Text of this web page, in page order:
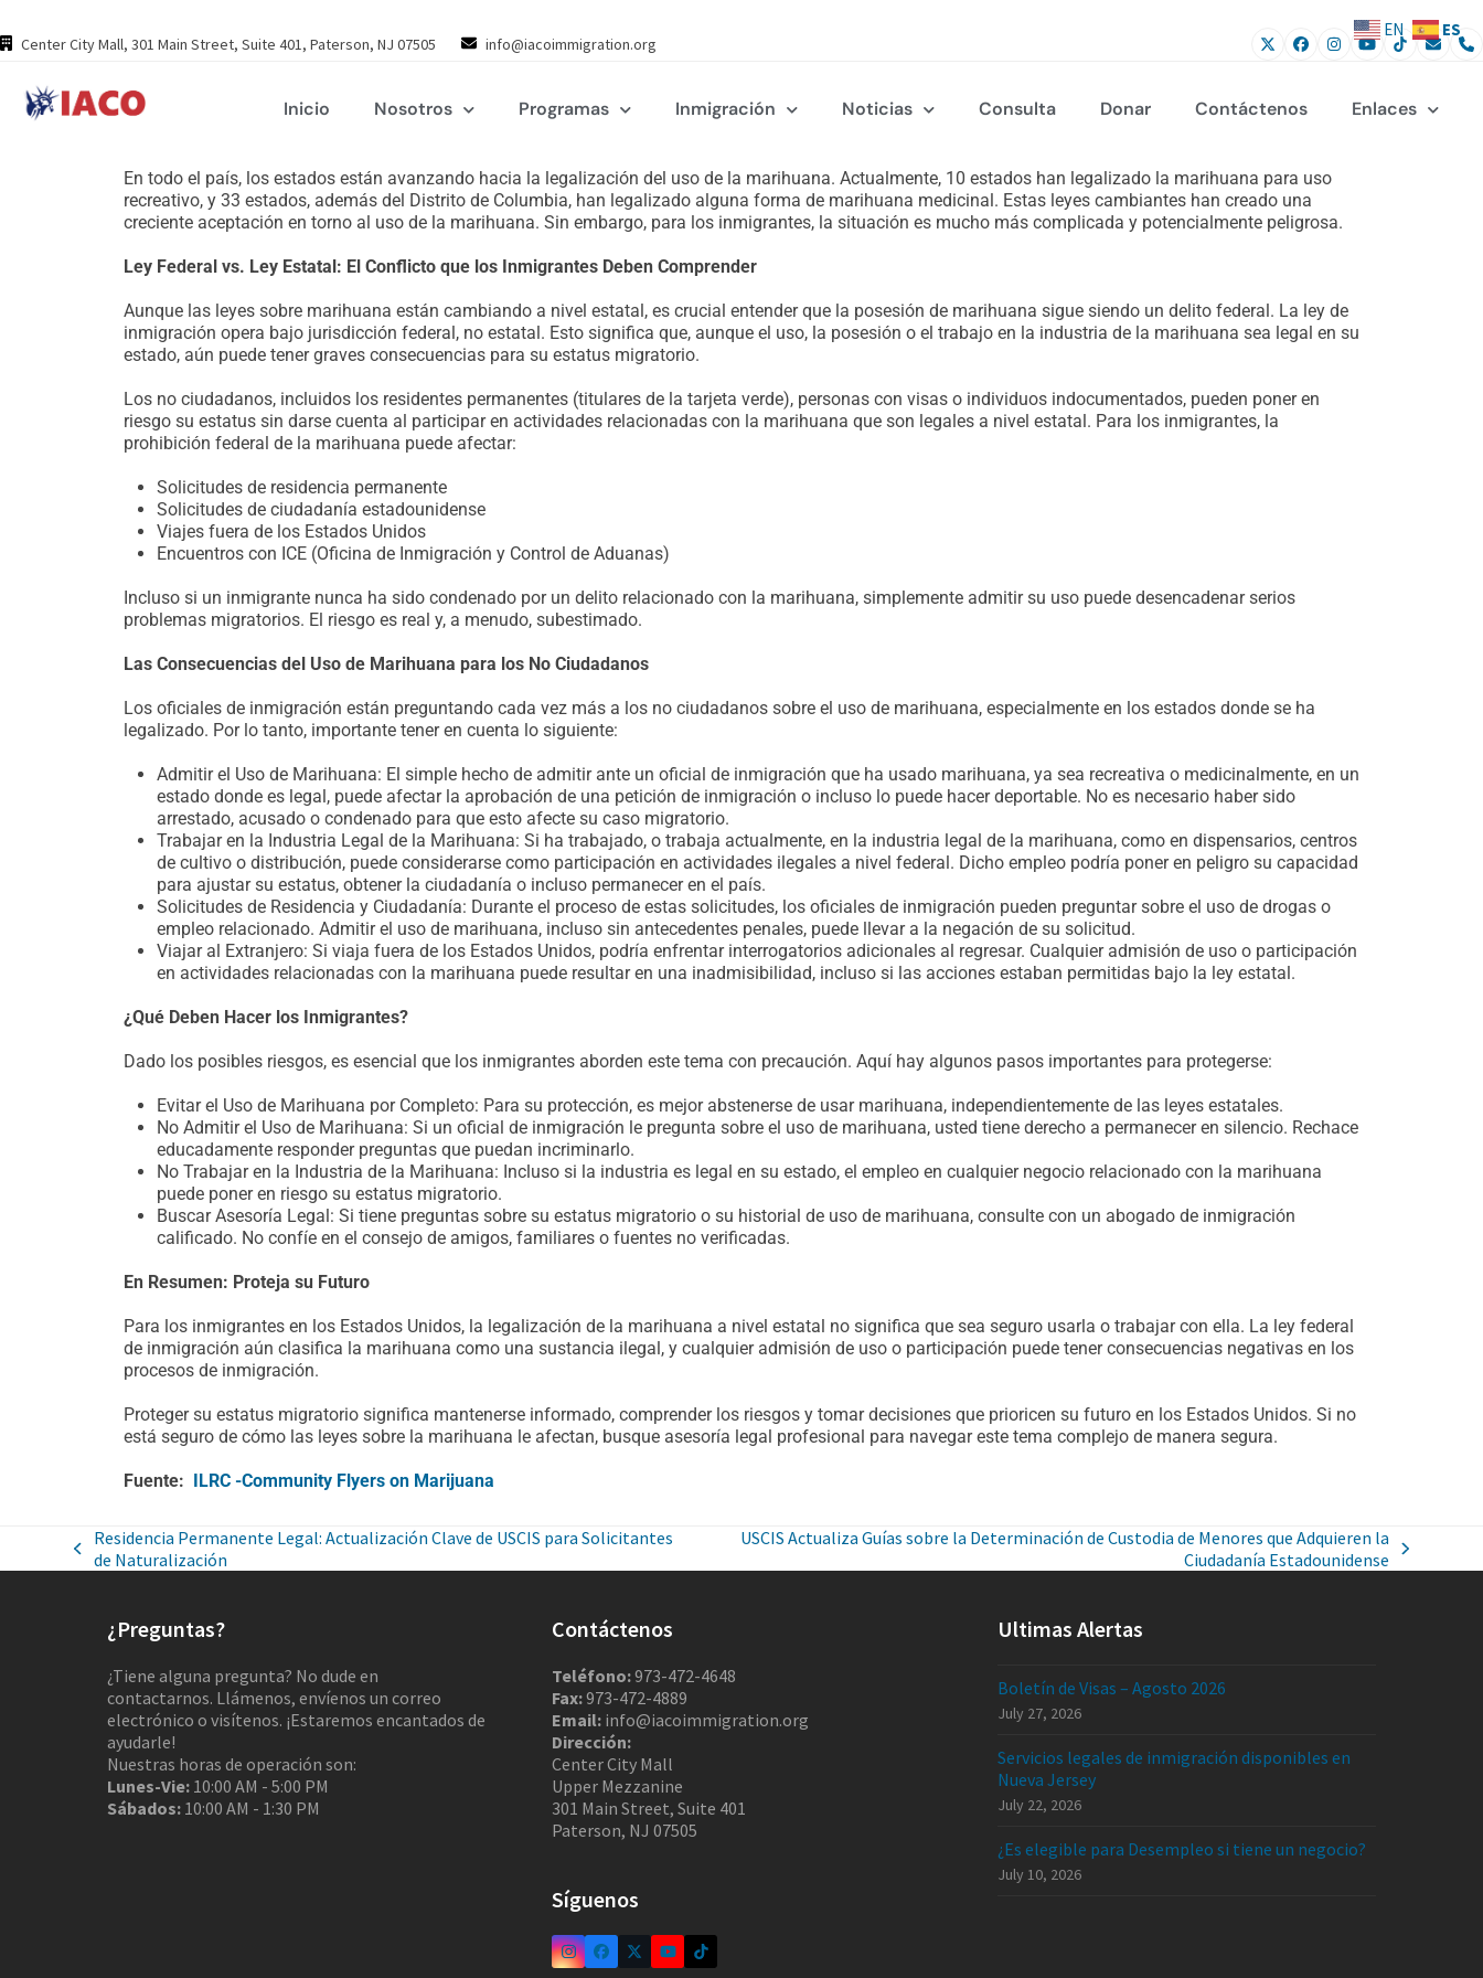
to
content
Center City Mall, 301 Main Street, Suite 401, Paterson, NJ 07505 info@iacoimmigration.org
Inicio Nosotros Programas Inmigración Noticias Consulta Donar Contáctenos Enlaces
En todo el país, los estados están avanzando hacia la legalización del uso de la marihuana. Actualmente, 10 estados han legalizado la marihuana para uso
recreativo, y 33 estados, además del Distrito de Columbia, han legalizado alguna forma de marihuana medicinal. Estas leyes cambiantes han creado una
creciente aceptación en torno al uso de la marihuana. Sin embargo, para los inmigrantes, la situación es mucho más complicada y potencialmente peligrosa.
Ley Federal vs. Ley Estatal: El Conflicto que los Inmigrantes Deben Comprender
Aunque las leyes sobre marihuana están cambiando a nivel estatal, es crucial entender que la posesión de marihuana sigue siendo un delito federal. La ley de
inmigración opera bajo jurisdicción federal, no estatal. Esto significa que, aunque el uso, la posesión o el trabajo en la industria de la marihuana sea legal en su
estado, aún puede tener graves consecuencias para su estatus migratorio.
Los no ciudadanos, incluidos los residentes permanentes (titulares de la tarjeta verde), personas con visas o individuos indocumentados, pueden poner en
riesgo su estatus sin darse cuenta al participar en actividades relacionadas con la marihuana que son legales a nivel estatal. Para los inmigrantes, la
prohibición federal de la marihuana puede afectar:
Solicitudes de residencia permanente
Solicitudes de ciudadanía estadounidense
Viajes fuera de los Estados Unidos
Encuentros con ICE (Oficina de Inmigración y Control de Aduanas)
Incluso si un inmigrante nunca ha sido condenado por un delito relacionado con la marihuana, simplemente admitir su uso puede desencadenar serios
problemas migratorios. El riesgo es real y, a menudo, subestimado.
Las Consecuencias del Uso de Marihuana para los No Ciudadanos
Los oficiales de inmigración están preguntando cada vez más a los no ciudadanos sobre el uso de marihuana, especialmente en los estados donde se ha
legalizado. Por lo tanto, importante tener en cuenta lo siguiente:
Admitir el Uso de Marihuana: El simple hecho de admitir ante un oficial de inmigración que ha usado marihuana, ya sea recreativa o medicinalmente, en un
estado donde es legal, puede afectar la aprobación de una petición de inmigración o incluso lo puede hacer deportable. No es necesario haber sido
arrestado, acusado o condenado para que esto afecte su caso migratorio.
Trabajar en la Industria Legal de la Marihuana: Si ha trabajado, o trabaja actualmente, en la industria legal de la marihuana, como en dispensarios, centros
de cultivo o distribución, puede considerarse como participación en actividades ilegales a nivel federal. Dicho empleo podría poner en peligro su capacidad
para ajustar su estatus, obtener la ciudadanía o incluso permanecer en el país.
Solicitudes de Residencia y Ciudadanía: Durante el proceso de estas solicitudes, los oficiales de inmigración pueden preguntar sobre el uso de drogas o
empleo relacionado. Admitir el uso de marihuana, incluso sin antecedentes penales, puede llevar a la negación de su solicitud.
Viajar al Extranjero: Si viaja fuera de los Estados Unidos, podría enfrentar interrogatorios adicionales al regresar. Cualquier admisión de uso o participación
en actividades relacionadas con la marihuana puede resultar en una inadmisibilidad, incluso si las acciones estaban permitidas bajo la ley estatal.
¿Qué Deben Hacer los Inmigrantes?
Dado los posibles riesgos, es esencial que los inmigrantes aborden este tema con precaución. Aquí hay algunos pasos importantes para protegerse:
Evitar el Uso de Marihuana por Completo: Para su protección, es mejor abstenerse de usar marihuana, independientemente de las leyes estatales.
No Admitir el Uso de Marihuana: Si un oficial de inmigración le pregunta sobre el uso de marihuana, usted tiene derecho a permanecer en silencio. Rechace
educadamente responder preguntas que puedan incriminarlo.
No Trabajar en la Industria de la Marihuana: Incluso si la industria es legal en su estado, el empleo en cualquier negocio relacionado con la marihuana
puede poner en riesgo su estatus migratorio.
Buscar Asesoría Legal: Si tiene preguntas sobre su estatus migratorio o su historial de uso de marihuana, consulte con un abogado de inmigración
calificado. No confíe en el consejo de amigos, familiares o fuentes no verificadas.
En Resumen: Proteja su Futuro
Para los inmigrantes en los Estados Unidos, la legalización de la marihuana a nivel estatal no significa que sea seguro usarla o trabajar con ella. La ley federal
de inmigración aún clasifica la marihuana como una sustancia ilegal, y cualquier admisión de uso o participación puede tener consecuencias negativas en los
procesos de inmigración.
Proteger su estatus migratorio significa mantenerse informado, comprender los riesgos y tomar decisiones que prioricen su futuro en los Estados Unidos. Si no
está seguro de cómo las leyes sobre la marihuana le afectan, busque asesoría legal profesional para navegar este tema complejo de manera segura.
Fuente: ILRC -Community Flyers on Marijuana
Residencia Permanente Legal: Actualización Clave de USCIS para Solicitantes
de Naturalización
USCIS Actualiza Guías sobre la Determinación de Custodia de Menores que Adquieren la
Ciudadanía Estadounidense
¿Preguntas?
¿Tiene alguna pregunta? No dude en
contactarnos. Llámenos, envíenos un correo
electrónico o visítenos. ¡Estaremos encantados de
ayudarle!
Nuestras horas de operación son:
Lunes-Vie: 10:00 AM - 5:00 PM
Sábados: 10:00 AM - 1:30 PM
Contáctenos
Teléfono:973-472-4648
Fax:973-472-4889
Email: info@iacoimmigration.org
Dirección:
Center City Mall
Upper Mezzanine
301 Main Street, Suite 401
Paterson, NJ 07505
Síguenos
Ultimas Alertas
Boletín de Visas – Agosto 2026
July 27, 2026
Servicios legales de inmigración disponibles en
Nueva Jersey
July 22, 2026
¿Es elegible para Desempleo si tiene un negocio?
July 10, 2026
EN ES